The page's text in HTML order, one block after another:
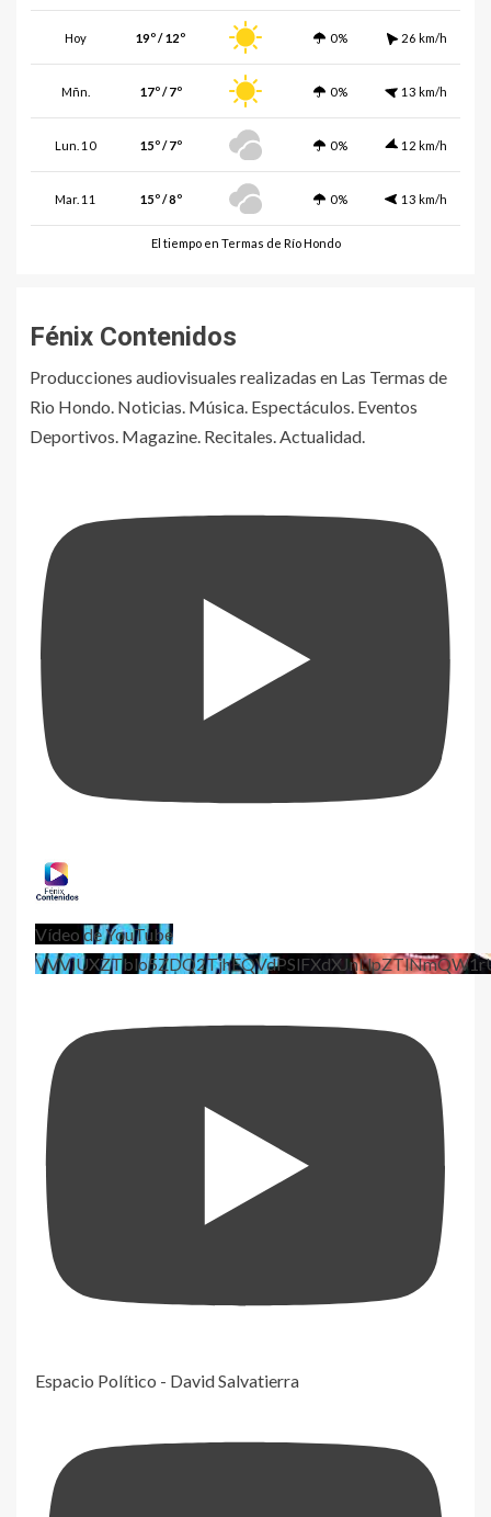
Hoy 19º / 12º 0% 26 km/h
Mñn. 17º / 7º 0% 13 km/h
Lun. 10 15º / 7º 0% 12 km/h
Mar. 11 15º / 8º 0% 13 km/h
El tiempo en Termas de Río Hondo
Fénix Contenidos
Producciones audiovisuales realizadas en Las Termas de
Rio Hondo. Noticias. Música. Espectáculos. Eventos
Deportivos. Magazine. Recitales. Actualidad.
Vídeo de YouTube
Espacio Político - David Salvatierra